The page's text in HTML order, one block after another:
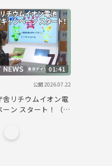
01:41
公開2026.07.22
舎リチウムイオン電
ン スタート！（令